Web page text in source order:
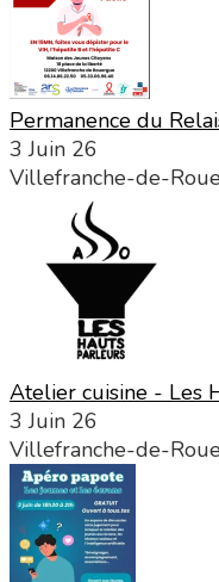
Permanence du
3 Juin 26
Villefranche-de-
Atelier cuisine - Les
3 Juin 26
Villefranche-de-